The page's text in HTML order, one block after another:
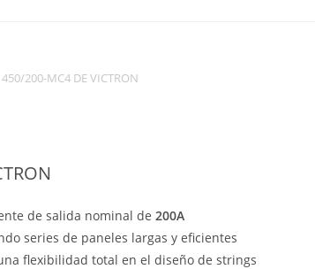
200-MC4 DE VICTRON
de salida nominal de 200A
series de paneles largas y eficientes
flexibilidad total en el diseño de strings